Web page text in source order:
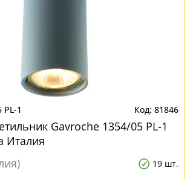
PL-1 81846
Gavroche 1354/05 PL-1
Италия
19 шт.